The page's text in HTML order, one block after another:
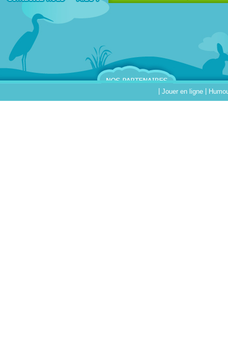
Jouer en ligne